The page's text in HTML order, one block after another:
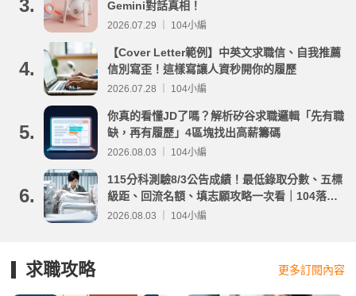
3.
Gemini對話真相！
2026.07.29 ｜ 104小編
4.
【Cover Letter範例】中英文求職信、自我推薦
信別寫歪！這樣寫讓人資秒開你的履歷
2026.07.28 ｜ 104小編
5.
你真的看懂JD了嗎？解析矽谷求職邏輯「先有職
缺，再有履歷」4區塊找出高薪籌碼
2026.08.03 ｜ 104小編
6.
115分科測驗8/3公告成績！最低錄取分數、五標
級距、回流名額、填志願攻略一次看｜104落點
分析
2026.08.03 ｜ 104小編
求職攻略 更多訂閱內容